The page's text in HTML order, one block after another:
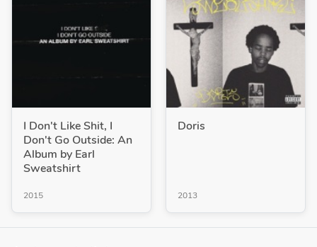
I Don't Like Shit, I
Don't Go Outside: An
Album by Earl
Sweatshirt
2015
Doris
2013